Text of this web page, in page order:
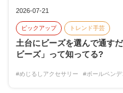
2026-07-21
ピックアップ トレンド手芸
土台にビーズを選んで通す
ビーズ」って知ってる?
#めじるしアクセサリー #ボールペンデ